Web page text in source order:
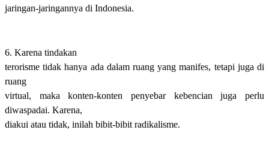
jaringan-jaringannya di Indonesia.
6. Karena tindakan
terorisme tidak hanya ada dalam ruang yang manifes, tetapi juga di
ruang
virtual, maka konten-konten penyebar kebencian juga perlu
diwaspadai. Karena,
diakui atau tidak, inilah bibit-bibit radikalisme.